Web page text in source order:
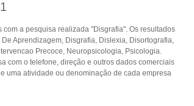
1
a pesquisa realizada "Disgrafia". Os resultados
Aprendizagem, Disgrafia, Dislexia, Disortografia,
Precoce, Neuropsicologia, Psicologia.
com o telefone, direção e outros dados comerciais
uma atividade ou denominação de cada empresa